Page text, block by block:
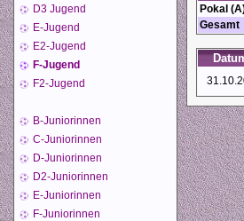
D3 Jugend
E-Jugend
E2-Jugend
F-Jugend
F2-Jugend
B-Juniorinnen
C-Juniorinnen
D-Juniorinnen
D2-Juniorinnen
E-Juniorinnen
F-Juniorinnen
Pokal
Gesamt